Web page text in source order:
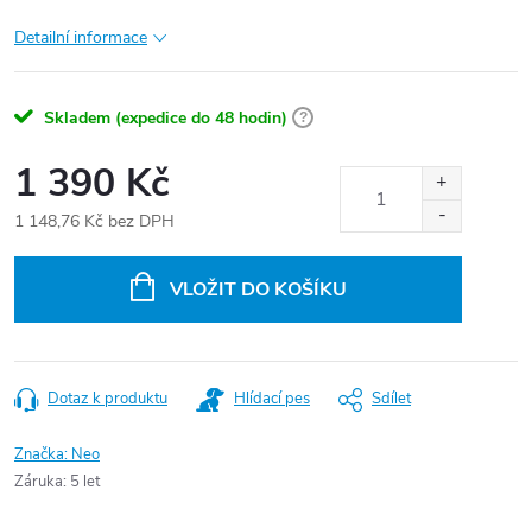
Detailní informace
Skladem (expedice do 48 hodin) ?
1 390 Kč
1 148,76 Kč bez DPH
VLOŽIT DO KOŠÍKU
Dotaz k produktu Hlídací pes Sdílet
Značka: Neo
Záruka: 5 let